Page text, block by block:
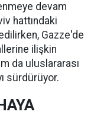
devam
hattındaki
Gazze'de
ilişkin
da uluslararası
sürdürüyor.